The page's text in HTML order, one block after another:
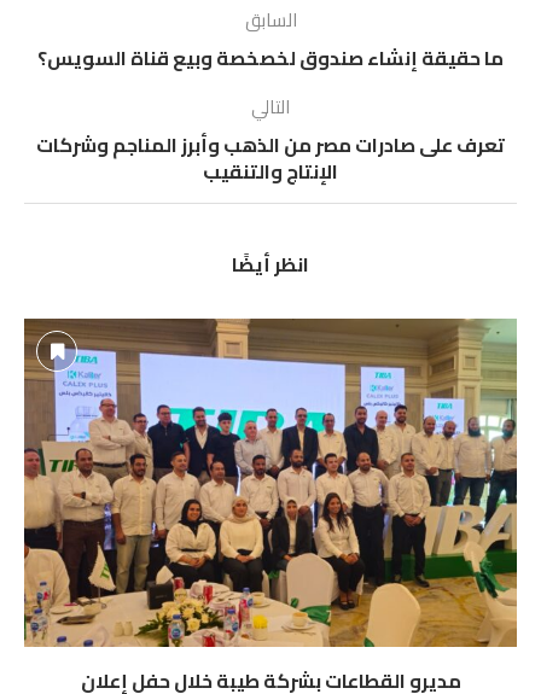
السابق
ما حقيقة إنشاء صندوق لخصخصة وبيع قناة السويس؟
التالي
تعرف على صادرات مصر من الذهب وأبرز المناجم وشركات
الإنتاج والتنقيب
انظر أيضًا
مديرو القطاعات بشركة طيبة خلال حفل إعلان